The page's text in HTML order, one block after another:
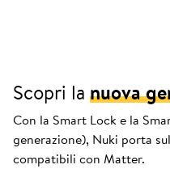
Scopri la nuova
Con la Smart Lock e la
generazione), Nuki porta
compatibili con Matter.